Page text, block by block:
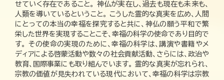
せていく存在であること。 神仏が実在し、過去も現在も未来も、
人類を導いているということ。 こうした霊的な真実を広め、人間
にとっての本当の幸福を探究すると共に、神仏の願う平和で繁
栄した世界を実現することこそ、幸福の科学の使命であり目的で
す。 その使命の実現のために、幸福の科学は、講演や書籍やメ
ディアによる啓蒙活動や数々の社会貢献活動、さらには、政治や
教育、国際事業にも取り組んでいます。 霊的な真実が忘れられ、
宗教の価値が見失われている現代において、幸福の科学は宗教